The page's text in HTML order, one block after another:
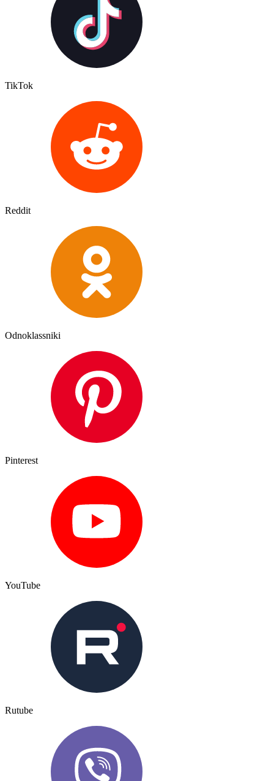
TikTok
Reddit
Odnoklassniki
Pinterest
YouTube
Rutube